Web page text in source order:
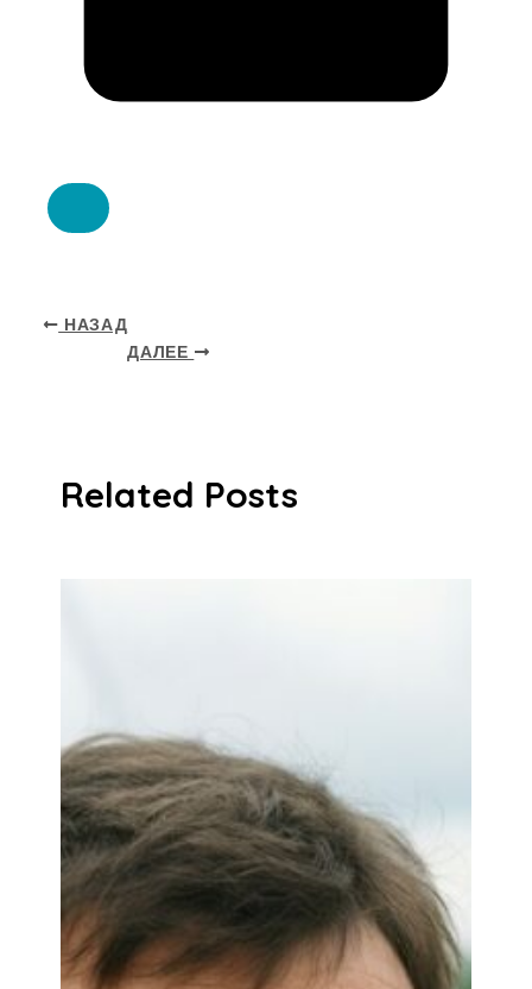
НАЗАД
ДАЛЕЕ
Related Posts